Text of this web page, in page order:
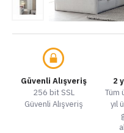
Güvenli Alışveriş
256 bit SSL
Güvenli Alışveriş
2
Tüm
yıl